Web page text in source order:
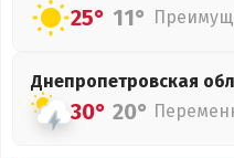
25° 11°
Днепропетровская
30° 20°